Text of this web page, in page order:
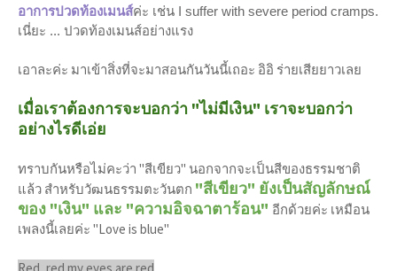
อาการปวดท้องเมนส์ค่ะ เช่น I suffer with severe period cramps.
เนี่ยะ ... ปวดท้องเมนส์อย่างแรง
เอาละค่ะ มาเข้าสิ่งที่จะมาสอนกันวันนี้เถอะ อิอิ ร่ายเสียยาวเลย
เมื่อเราต้องการจะบอกว่า "ไม่มีเงิน" เราจะบอกว่า
อย่างไรดีเอ่ย
ทราบกันหรือไม่คะว่า "สีเขียว" นอกจากจะเป็นสีของธรรมชาติ
แล้ว สำหรับวัฒนธรรมตะวันตก "สีเขียว" ยังเป็นสัญลักษณ์
ของ "เงิน" และ "ความอิจฉาตาร้อน" อีกด้วยค่ะ เหมือน
เพลงนี้เลยค่ะ "Love is blue"